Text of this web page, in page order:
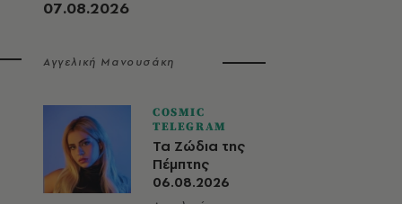
07.08.2026
Αγγελική Μανουσάκη
COSMIC
TELEGRAM
Τα Ζώδια της
Πέμπτης
06.08.2026